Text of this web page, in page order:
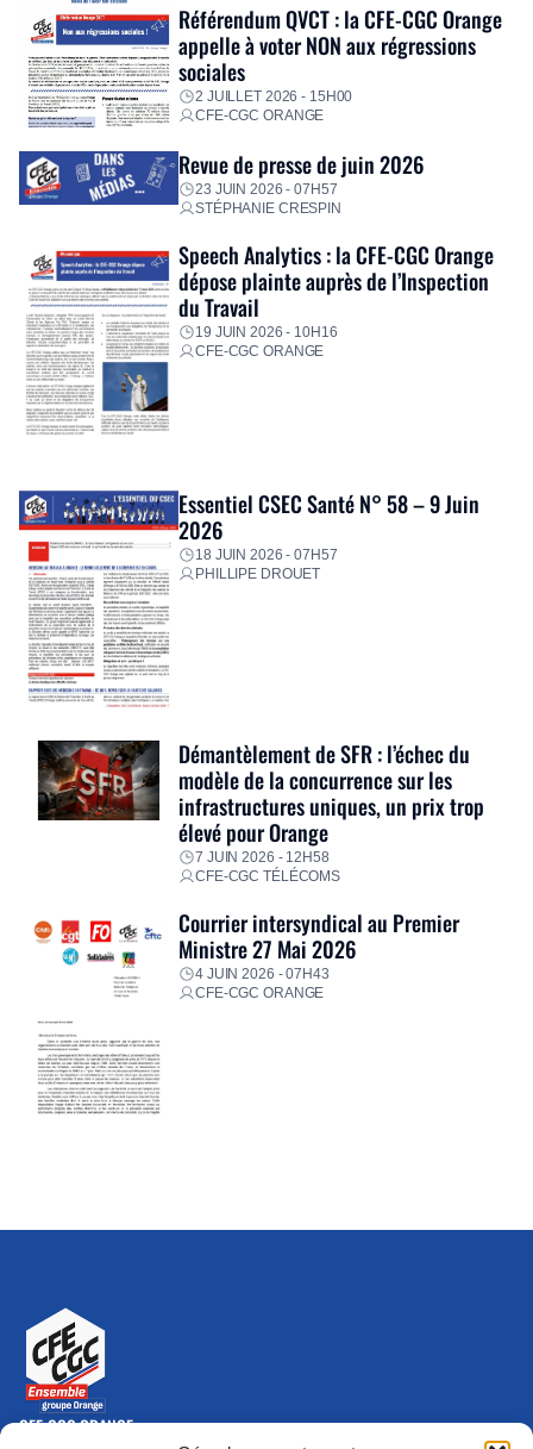
Référendum QVCT : la CFE-CGC Orange
appelle à voter NON aux régressions
sociales
2 JUILLET 2026 - 15H00
CFE-CGC ORANGE
Revue de presse de juin 2026
23 JUIN 2026 - 07H57
STÉPHANIE CRESPIN
Speech Analytics : la CFE-CGC Orange
dépose plainte auprès de l’Inspection
du Travail
19 JUIN 2026 - 10H16
CFE-CGC ORANGE
Essentiel CSEC Santé N° 58 – 9 Juin
2026
18 JUIN 2026 - 07H57
PHILLIPE DROUET
Démantèlement de SFR : l’échec du
modèle de la concurrence sur les
infrastructures uniques, un prix trop
élevé pour Orange
7 JUIN 2026 - 12H58
CFE-CGC TÉLÉCOMS
Courrier intersyndical au Premier
Ministre 27 Mai 2026
4 JUIN 2026 - 07H43
CFE-CGC ORANGE
CFE-CGC ORANGE